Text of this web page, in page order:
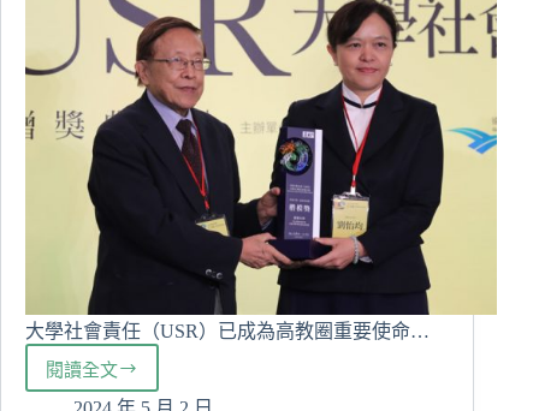
大學社會責任（USR）已成為高教圈重要使命…
閱讀全文
慈
濟